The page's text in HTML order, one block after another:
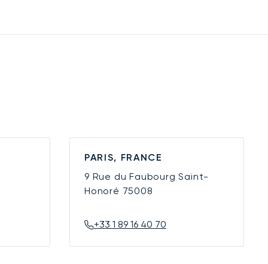
PARIS, FRANCE
9 Rue du Faubourg Saint-
Honoré 75008
+33 1 89 16 40 70